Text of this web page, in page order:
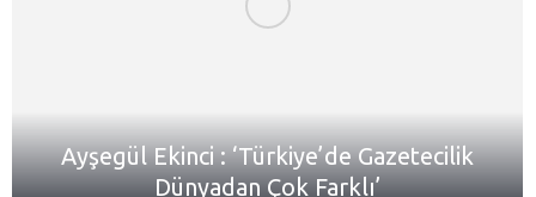
Ayşegül Ekinci : ‘Türkiye’de Gazetecilik
Dünyadan Çok Farklı’